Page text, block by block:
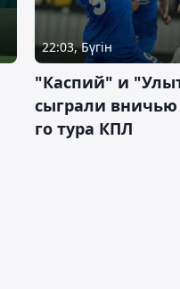
22:03, Бүгін
"Каспий" и
сыграли вничью
го тура КПЛ